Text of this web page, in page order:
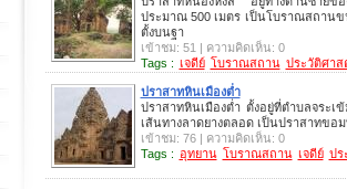
ประมาณ 500 เมตร เป็นโบราณสถาน
ตั้งบนฐา
เข้าชม: 51 | ความคิดเห็น: 0
Tags : เจดีย์ โบราณสถาน ประวัติศาส
ปราสาทหินเมืองต่ำ
ปราสาทหินเมืองต่ำ ตั้งอยู่ที่ตำบลจระ
เส้นทางลาดยางตลอด เป็นปราสาทข
เข้าชม: 76 | ความคิดเห็น: 0
Tags : อุทยาน โบราณสถาน เจดีย์ ปร